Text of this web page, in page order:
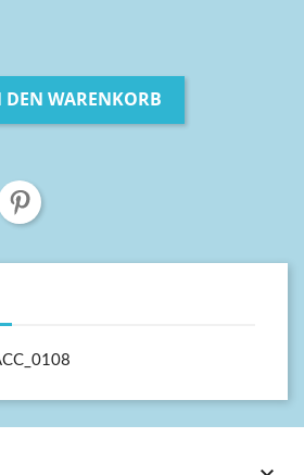
DEN WARENKORB